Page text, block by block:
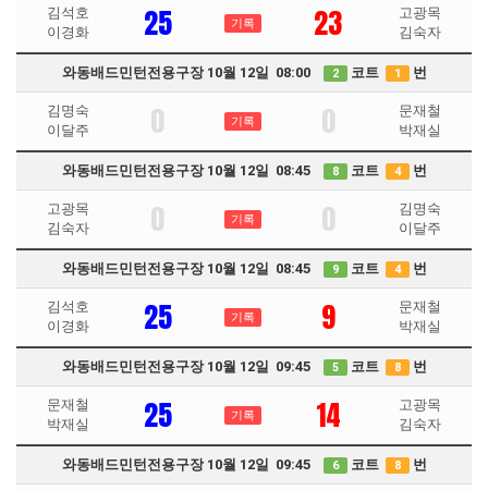
김석호
이경화
25 기록 23
고광목
김숙자
와동배드민턴전용구장 10월 12일 08:00 2 코트 1 번
김명숙
이달주
0 기록 0
문재철
박재실
와동배드민턴전용구장 10월 12일 08:45 8 코트 4 번
고광목
김숙자
0 기록 0
김명숙
이달주
와동배드민턴전용구장 10월 12일 08:45 9 코트 4 번
김석호
이경화
25 기록 9
문재철
박재실
와동배드민턴전용구장 10월 12일 09:45 5 코트 8 번
문재철
박재실
25 기록 14
고광목
김숙자
와동배드민턴전용구장 10월 12일 09:45 6 코트 8 번